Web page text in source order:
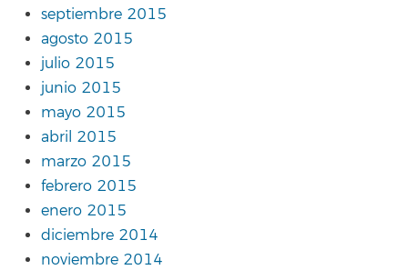
septiembre 2015
agosto 2015
julio 2015
junio 2015
mayo 2015
abril 2015
marzo 2015
febrero 2015
enero 2015
diciembre 2014
noviembre 2014